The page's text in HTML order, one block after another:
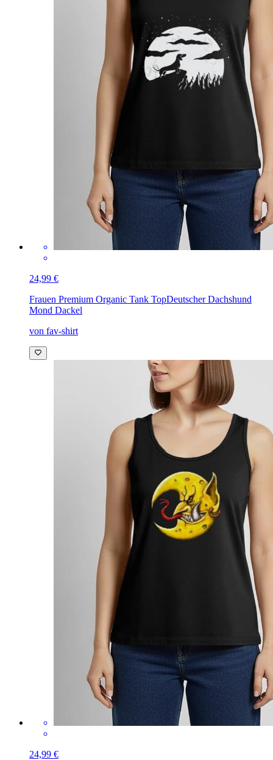
24,99 €
Frauen Premium Organic Tank TopDeutscher Dachshund
Mond Dackel
von fav-shirt
24,99 €